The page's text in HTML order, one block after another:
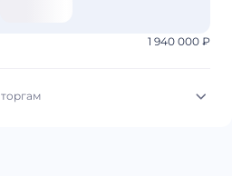
1 940 000 ₽